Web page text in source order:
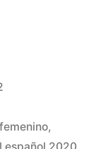
,